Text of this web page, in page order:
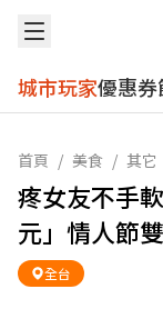
城市玩家優惠券
首頁 / 美食 / 其它
疼女友不手
元」情人節
全台